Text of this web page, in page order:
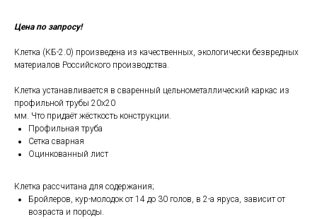
Цена по запросу!
Клетка (КБ-2.0) произведена из качественных, экологически безвредных
материалов Российского производства.
Клетка устанавливается в сваренный цельнометаллический каркас из
профильной трубы 20х20
мм. Что придаёт жёсткость конструкции.
Профильная труба
Сетка сварная
Оцинкованный лист
Клетка рассчитана для содержания;
Бройлеров, кур-молодок от 14 до 30 голов, в 2-а яруса, зависит от
возраста и породы.